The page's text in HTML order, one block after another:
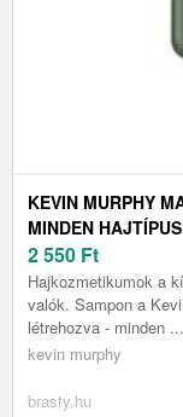
KEVIN MURPHY
MINDEN
2 550 Ft
Hajkozmetikumok a
valók. Sampon a
létrehozva - minden ...
kevin murphy
brasty.hu